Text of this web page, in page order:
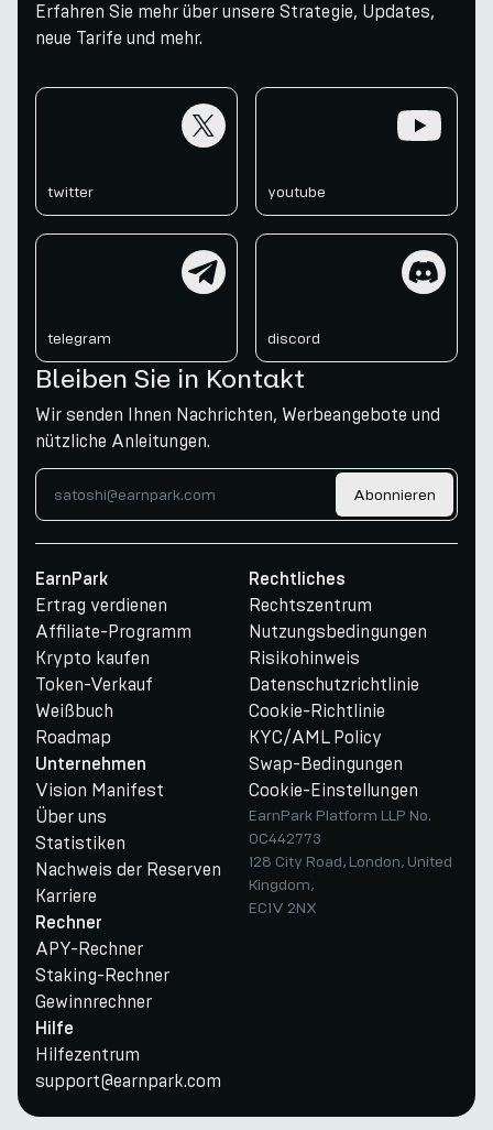
Erfahren Sie mehr über unsere Strategie, Updates,
neue Tarife und mehr.
twitter youtube
telegram discord
Bleiben Sie in Kontakt
Wir senden Ihnen Nachrichten, Werbeangebote und
nützliche Anleitungen.
Abonnieren
EarnPark
Ertrag verdienen
Affiliate-Programm
Krypto kaufen
Token-Verkauf
Weißbuch
Roadmap
Unternehmen
Vision Manifest
Über uns
Statistiken
Nachweis der Reserven
Karriere
Rechner
APY-Rechner
Staking-Rechner
Gewinnrechner
Hilfe
Hilfezentrum
support@earnpark.com
Rechtliches
Rechtszentrum
Nutzungsbedingungen
Risikohinweis
Datenschutzrichtlinie
Cookie-Richtlinie
KYC/AML Policy
Swap-Bedingungen
Cookie-Einstellungen
EarnPark Platform LLP No.
OC442773
128 City Road, London, United
Kingdom,
EC1V 2NX